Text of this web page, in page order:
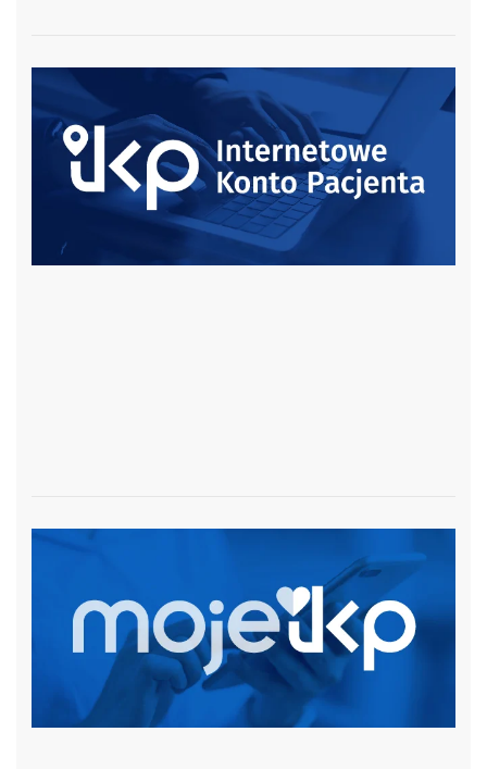
czytaj więcej
czytaj więcej